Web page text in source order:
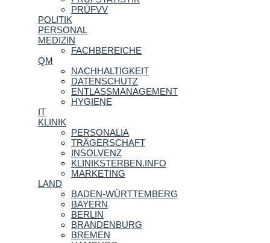
PRÜFVV
POLITIK
PERSONAL
MEDIZIN
FACHBEREICHE
QM
NACHHALTIGKEIT
DATENSCHUTZ
ENTLASSMANAGEMENT
HYGIENE
IT
KLINIK
PERSONALIA
TRÄGERSCHAFT
INSOLVENZ
KLINIKSTERBEN.INFO
MARKETING
LAND
BADEN-WÜRTTEMBERG
BAYERN
BERLIN
BRANDENBURG
BREMEN